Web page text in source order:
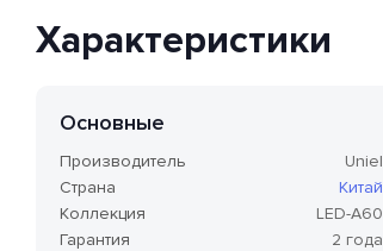
Характеристики
Основные
Производитель
Uniel
Страна
Китай
Коллекция
LED-A60
Гарантия
2 года